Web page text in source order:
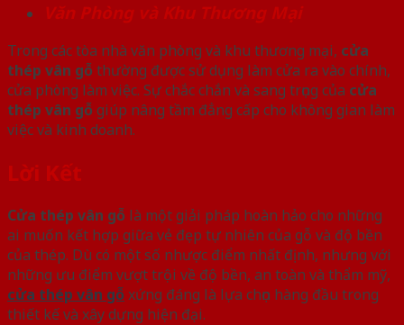
Văn Phòng và Khu Thương Mại
Trong các tòa nhà văn phòng và khu thương mại, cửa
thép vân gỗ thường được sử dụng làm cửa ra vào chính,
cửa phòng làm việc. Sự chắc chắn và sang trọng của cửa
thép vân gỗ giúp nâng tầm đẳng cấp cho không gian làm
việc và kinh doanh.
Lời Kết
Cửa thép vân gỗ là một giải pháp hoàn hảo cho những
ai muốn kết hợp giữa vẻ đẹp tự nhiên của gỗ và độ bền
của thép. Dù có một số nhược điểm nhất định, nhưng với
những ưu điểm vượt trội về độ bền, an toàn và thẩm mỹ,
cửa thép vân gỗxứng đáng là lựa chọn hàng đầu trong
thiết kế và xây dựng hiện đại.